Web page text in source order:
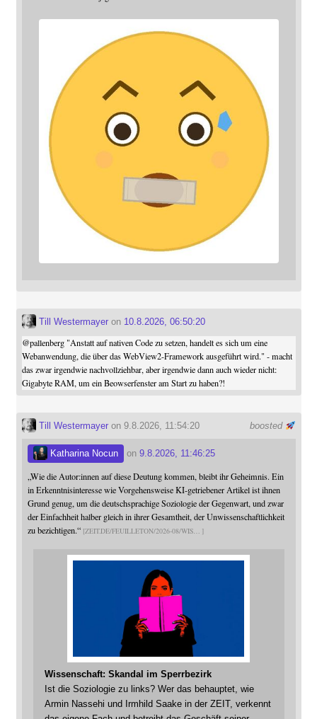
Till Westermayeron 10.8.2026, 06:50:20
@pallenberg"Anstatt auf nativen Code zu setzen, handelt es sich um eine
Webanwendung, die über das WebView2-Framework ausgeführt wird." - macht
das zwar irgendwie nachvollziehbar, aber irgendwie dann auch wieder nicht:
Gigabyte RAM, um ein Beowserfenster am Start zu haben?!
boosted
Till Westermayeron 9.8.2026, 11:54:20
Katharina Nocun on 9.8.2026, 11:46:25
„Wie die Autor:innen auf diese Deutung kommen, bleibt ihr Geheimnis. Ein
in Erkenntnisinteresse wie Vorgehensweise KI-getriebener Artikel ist ihnen
Grund genug, um die deutschsprachige Soziologie der Gegenwart, und zwar
der Einfachheit halber gleich in ihrer Gesamtheit, der Unwissenschaftlichkeit
zu bezichtigen.“ ZEIT.DE/FEUILLETON/2026-08/WIS
Wissenschaft: Skandal im Sperrbezirk
Ist die Soziologie zu links? Wer das behauptet, wie
Armin Nassehi und Irmhild Saake in der ZEIT, verkennt